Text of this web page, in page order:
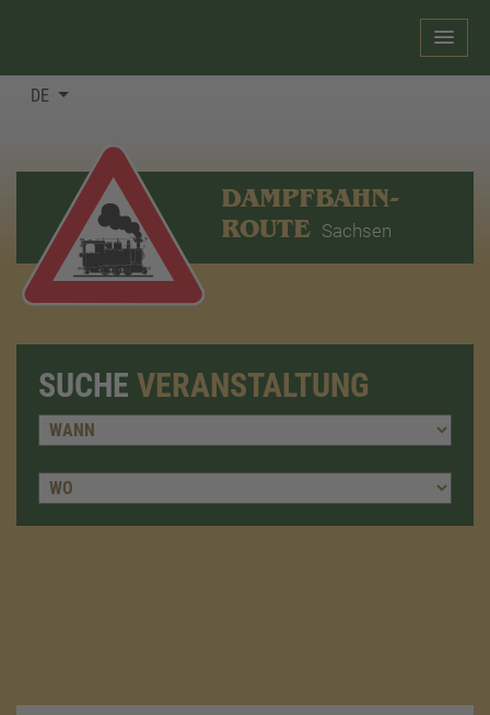
DE
DAMPFBAHN-
ROUTE Sachsen
SUCHE VERANSTALTUNG